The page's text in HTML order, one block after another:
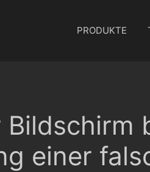
PRODUKTE
Bildschirm
einer